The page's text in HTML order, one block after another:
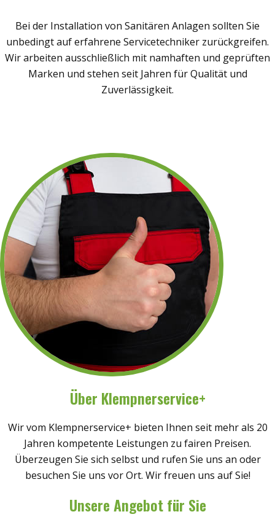
Bei der Installation von Sanitären Anlagen sollten Sie
unbedingt auf erfahrene Servicetechniker zurückgreifen.
Wir arbeiten ausschließlich mit namhaften und geprüften
Marken und stehen seit Jahren für Qualität und
Zuverlässigkeit.
Über Klempnerservice+
Wir vom Klempnerservice+ bieten Ihnen seit mehr als 20
Jahren kompetente Leistungen zu fairen Preisen.
Überzeugen Sie sich selbst und rufen Sie uns an oder
besuchen Sie uns vor Ort. Wir freuen uns auf Sie!
Unsere Angebot für Sie